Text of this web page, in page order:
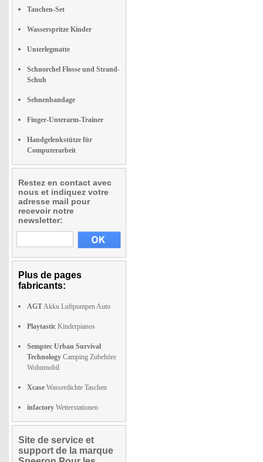
Tauchen-Set
Wasserspritze Kinder
Unterlegmatte
Schnorchel Flosse und Strand-
Schuh
Sehnenbandage
Finger-Unterarm-Trainer
Handgelenkstütze für
Computerarbeit
Restez en contact avec
nous et indiquez votre
adresse mail pour
recevoir notre
newsletter:
Plus de pages
fabricants:
AGTAkku Luftpumpen Auto
Playtastic Kinderpianos
Semptec Urban Survival
Technology Camping Zubehöre
Wohnmobil
Xcase Wasserdichte Taschen
infactory Wetterstationen
Site de service et
support de la marque